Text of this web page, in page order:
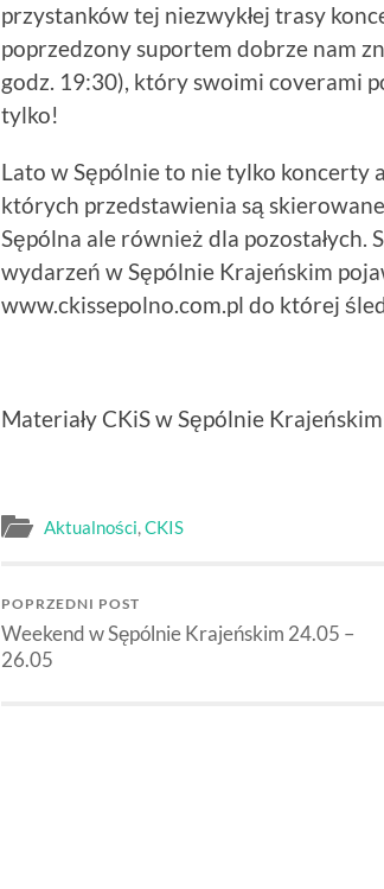
przystanków tej niezwykłej trasy
poprzedzony suportem dobrze nam
godz. 19:30), który swoimi coverami
tylko!
Lato w Sępólnie to nie tylko
których przedstawienia są
Sępólna ale również dla pozostałych.
wydarzeń w Sępólnie Krajeńskim
www.ckissepolno.com.pl do której
Materiały CKiS w Sępólnie Krajeńskim
Aktualności,CKIS
POPRZEDNI POST
Weekend w Sępólnie Krajeńskim 24.05 –
26.05